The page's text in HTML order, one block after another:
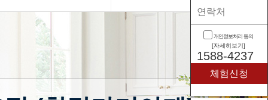
개인정보처리 동의
[자세히보기]
1588-4237